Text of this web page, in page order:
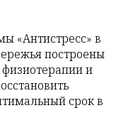
«Антистресс» в
построены
и
срок в